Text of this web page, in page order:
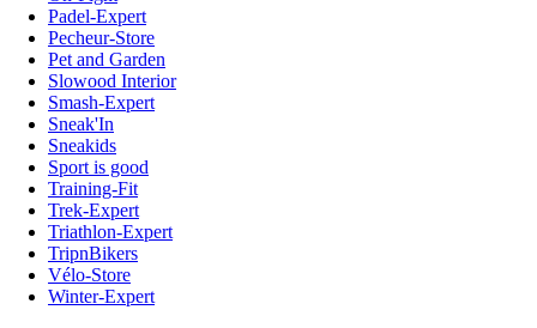
Padel-Expert
Pecheur-Store
Pet and Garden
Slowood Interior
Smash-Expert
Sneak'In
Sneakids
Sport is good
Training-Fit
Trek-Expert
Triathlon-Expert
TripnBikers
Vélo-Store
Winter-Expert